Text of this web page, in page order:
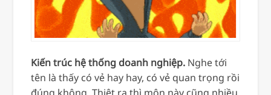
Kiến trúc hệ thống doanh nghiệp. Nghe tới
tên là thấy có vẻ hay hay, có vẻ quan trọng rồi